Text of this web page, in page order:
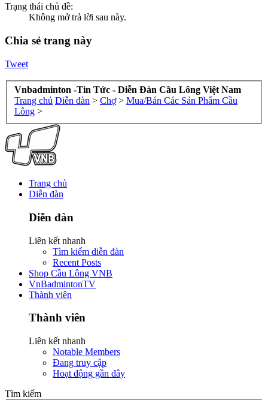
Trạng thái chủ đề:
Không mở trả lời sau này.
Chia sẻ trang này
Tweet
Vnbadminton -Tin Tức - Diễn Đàn Cầu Lông Việt Nam
Trang chủ Diễn đàn > Chợ > Mua/Bán Các Sản Phẩm Cầu
Lông >
Trang chủ
Diễn đàn
Diễn đàn
Liên kết nhanh
Tìm kiếm diễn đàn
Recent Posts
Shop Cầu Lông VNB
VnBadmintonTV
Thành viên
Thành viên
Liên kết nhanh
Notable Members
Đang truy cập
Hoạt động gần đây
Tìm kiếm